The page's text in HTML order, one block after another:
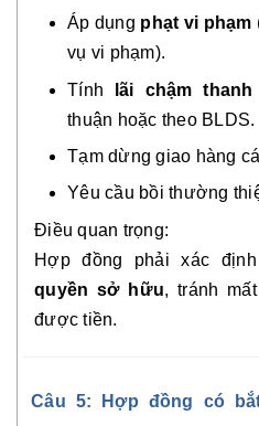
Áp dụng phạt vi phạm
vụ vi phạm).
Tính
lãi chậm thanh
thuận hoặc theo BLDS.
Tạm dừng giao hàng
Yêu cầu bồi thường
Điều quan trọng:
Hợp đồng phải xác
quyền sở hữu, tránh
được tiền.
Câu 5: Hợp đồng có